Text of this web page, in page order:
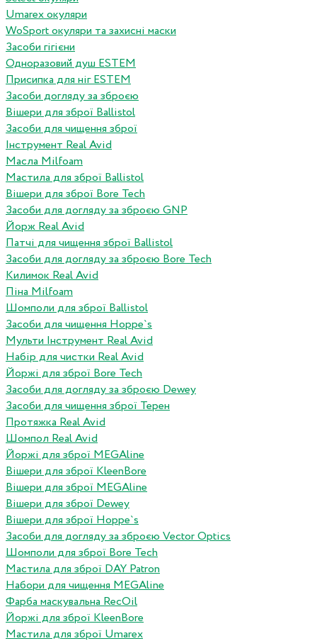
Umarex окуляри
WoSport окуляри та захисні маски
Засоби гігієни
Одноразовий душ ESTEM
Присипка для ніг ESTEM
Засоби догляду за зброєю
Вішери для зброї Ballistol
Засоби для чищення зброї
Інструмент Real Avid
Масла Milfoam
Мастила для зброї Ballistol
Вішери для зброї Bore Tech
Засоби для догляду за зброєю GNP
Йорж Real Avid
Патчі для чищення зброї Ballistol
Засоби для догляду за зброєю Bore Tech
Килимок Real Avid
Піна Milfoam
Шомполи для зброї Ballistol
Засоби для чищення Hoppe`s
Мульти Інструмент Real Avid
Набір для чистки Real Avid
Йоржі для зброї Bore Tech
Засоби для догляду за зброєю Dewey
Засоби для чищення зброї Терен
Протяжка Real Avid
Шомпол Real Avid
Йоржі для зброї MEGAline
Вішери для зброї KleenBore
Вішери для зброї MEGAline
Вішери для зброї Dewey
Вішери для зброї Hoppe`s
Засоби для догляду за зброєю Vector Optics
Шомполи для зброї Bore Tech
Мастила для зброї DAY Patron
Набори для чищення MEGAline
Фарба маскувальна RecOil
Йоржі для зброї KleenBore
Мастила для зброї Umarex